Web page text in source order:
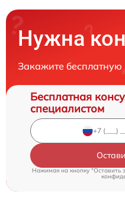
Нужна
Закажите бесплатную
Бесплатная
специалистом
Нажимая на кнопку "Оставить